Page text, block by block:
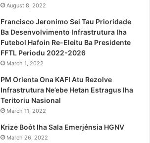
August 8, 2022
Francisco Jeronimo Sei Tau Prioridade
Ba Desenvolvimento Infrastrutura Iha
Futebol Hafoin Re-Eleitu Ba Presidente
FFTL Periodu 2022-2026
March 1, 2022
PM Orienta Ona KAFI Atu Rezolve
Infrastrutura Ne’ebe Hetan Estragus Iha
Teritoriu Nasional
March 11, 2022
Krize Boót Iha Sala Emerjénsia HGNV
March 26, 2022